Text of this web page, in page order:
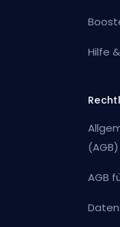
Hilfe
(AGB)
AGB